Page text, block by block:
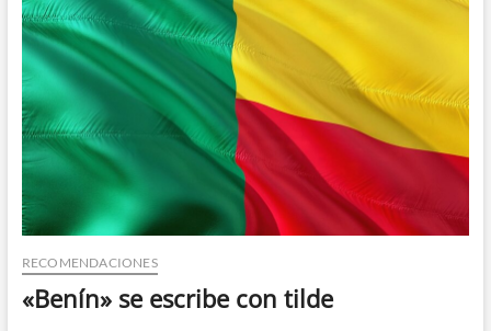
RECOMENDACIONES
«Benín» se escribe con tilde